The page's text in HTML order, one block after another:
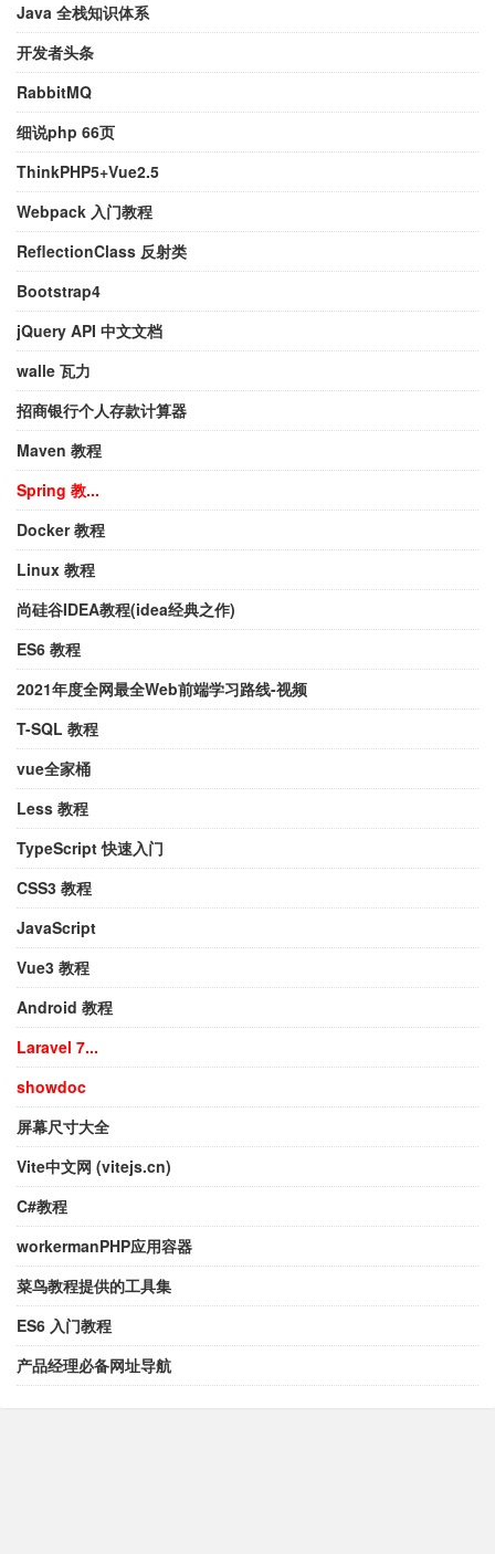
Java 全栈知识体系
开发者头条
RabbitMQ
细说php 66页
ThinkPHP5+Vue2.5
Webpack 入门教程
ReflectionClass 反射类
Bootstrap4
jQuery API 中文文档
walle 瓦力
招商银行个人存款计算器
Maven 教程
Spring 教...
Docker 教程
Linux 教程
尚硅谷IDEA教程(idea经典之作)
ES6 教程
2021年度全网最全Web前端学习路线-视频
T-SQL 教程
vue全家桶
Less 教程
TypeScript 快速入门
CSS3 教程
JavaScript
Vue3 教程
Android 教程
Laravel 7...
showdoc
屏幕尺寸大全
Vite中文网 (vitejs.cn)
C#教程
workermanPHP应用容器
菜鸟教程提供的工具集
ES6 入门教程
产品经理必备网址导航